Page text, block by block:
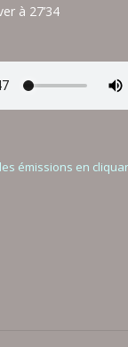
à 27’34
émissions en